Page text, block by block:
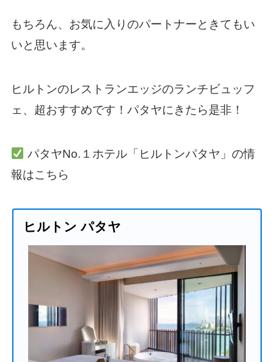
もちろん、お気に入りのパートナーときてもい
いと思います。
ヒルトンのレストランエッジのランチビュッフ
ェ、超おすすめです！パタヤにきたら是非！
パタヤNo.１ホテル「ヒルトンパタヤ」の情
報はこちら
ヒルトン パタヤ